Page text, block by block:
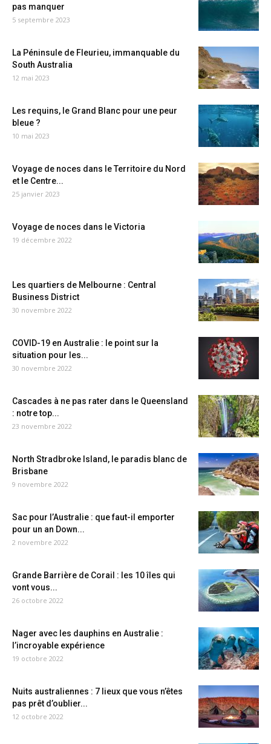
pas manquer
5 septembre 2023
La Péninsule de Fleurieu, immanquable du
South Australia
12 mai 2023
Les requins, le Grand Blanc pour une peur
bleue ?
10 mai 2023
Voyage de noces dans le Territoire du Nord
et le Centre...
25 janvier 2023
Voyage de noces dans le Victoria
19 décembre 2022
Les quartiers de Melbourne : Central
Business District
30 novembre 2022
COVID-19 en Australie : le point sur la
situation pour les...
30 novembre 2022
Cascades à ne pas rater dans le Queensland
: notre top...
23 novembre 2022
North Stradbroke Island, le paradis blanc de
Brisbane
9 novembre 2022
Sac pour l’Australie : que faut-il emporter
pour un an Down...
2 novembre 2022
Grande Barrière de Corail : les 10 îles qui
vont vous...
26 octobre 2022
Nager avec les dauphins en Australie :
l’incroyable expérience
19 octobre 2022
Nuits australiennes : 7 lieux que vous n’êtes
pas prêt d’oublier...
12 octobre 2022